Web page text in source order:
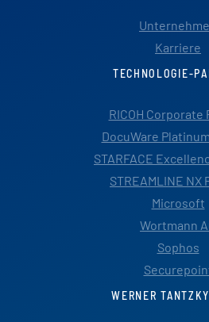
Karriere
TECHNOLOGIE-
RICOH Corporate
DocuWare
STARFACE
STREAMLINE NX
Microsoft
Wortmann
Sophos
WERNER